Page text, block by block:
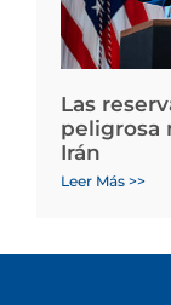
Las
peligrosa
Irán
Leer Más >>